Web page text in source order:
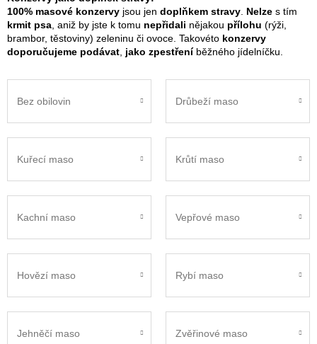
100% masové konzervy jsou jen doplňkem stravy Nelze s tím
krmit psa , aniž by jste k tomu nepřidali nějakou přílohu (rýži,
brambor, těstoviny) zeleninu či ovoce. Takovéto konzervy
doporučujeme podávat jako zpestřeníběžného jídelníčku.
Bez obilovin Drůbeží maso
Kuřecí maso Krůtí maso
Kachní maso Vepřové maso
Hovězí maso Rybí maso
Jehněčí maso Zvěřinové maso